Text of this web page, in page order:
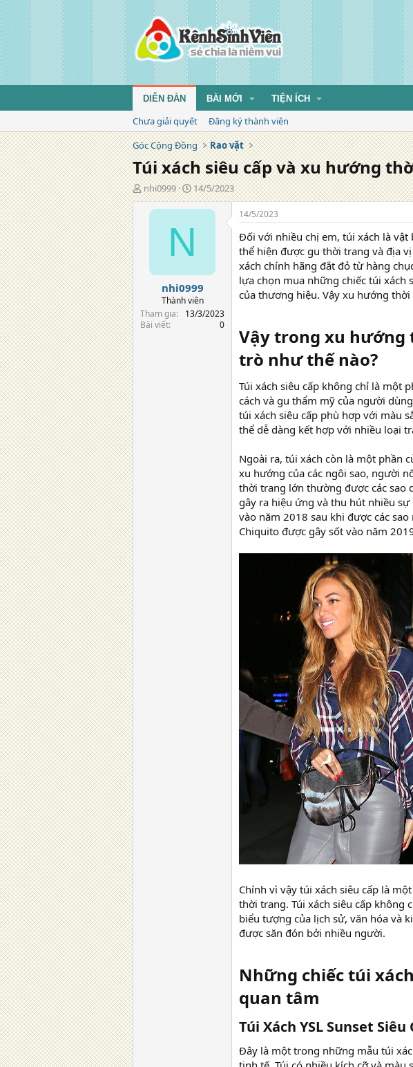
DIỄN ĐÀN BÀI MỚI TIỆN ÍCH
Chưa giải quyết
Đăng ký thành viên
Góc Cộng Đồng
Rao vặt
Túi xách siêu cấp và xu hướng
T
á
nhi0999
N
g
à
g
14/5/2023
N
nhi0999
Thành viên
Tham gia
13/3/2023
Bài viết
0
14/5/2023
Đối với nhiều chị em, túi xách là
thể hiện được gu thời trang và địa
xách chính hãng đắt đỏ từ hàng
lựa chọn mua những chiếc túi xách
của thương hiệu. Vậy xu hướng thời
Vậy trong xu hướng
trò như thế nào?​
Túi xách siêu cấp không chỉ là một
cách và gu thẩm mỹ của người
túi xách siêu cấp phù hợp với màu
thể dễ dàng kết hợp với nhiều loại
Ngoài ra, túi xách còn là một phần
xu hướng của các ngôi sao, người
thời trang lớn thường được các sao
gây ra hiệu ứng và thu hút nhiều
vào năm 2018 sau khi được các
Chiquito được gây sốt vào năm
Chính vì vậy túi xách siêu cấp là
thời trang. Túi xách siêu cấp không
biểu tượng của lịch sử, văn hóa và
được săn đón bởi nhiều người.
Những chiếc túi
quan tâm​
Túi Xách YSL Sunset Siêu
Đây là một trong những mẫu túi